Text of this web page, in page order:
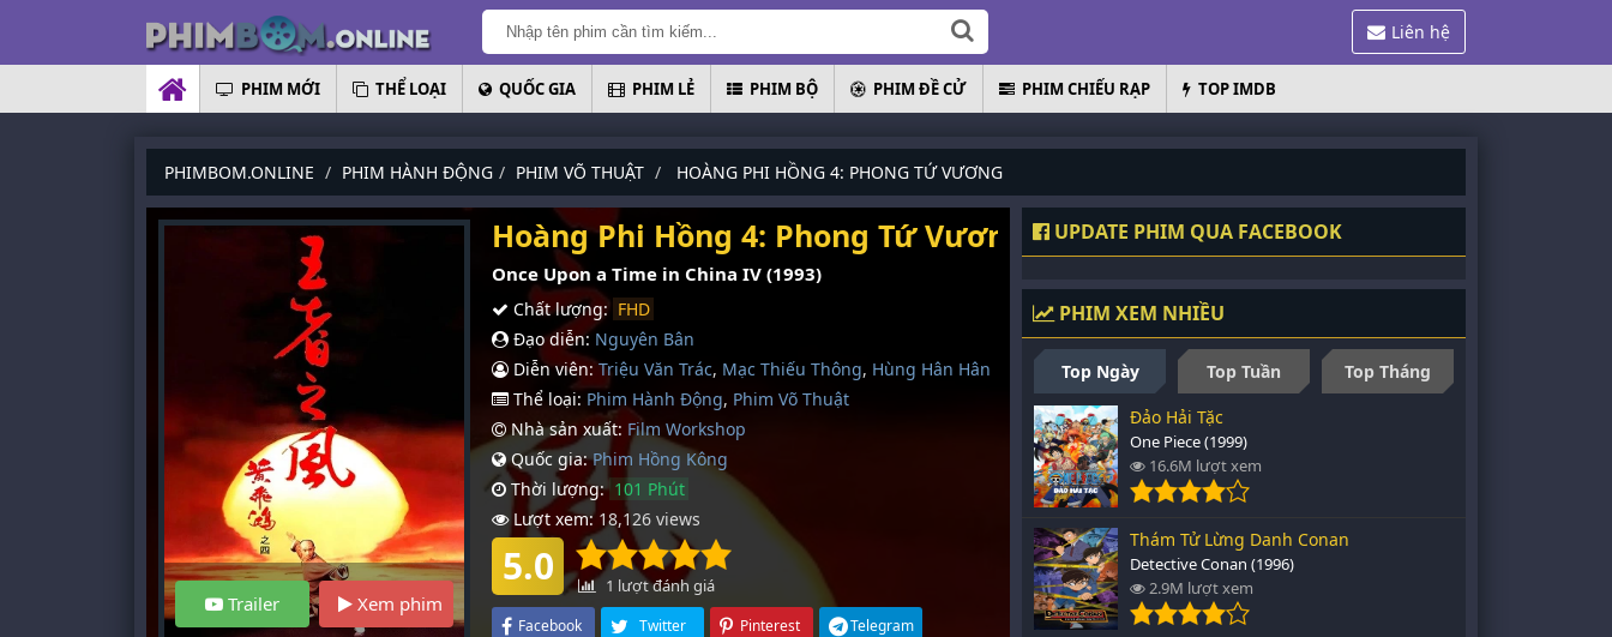
Liên hệ
PHIM MỚI THỂ LOẠI QUỐC GIA PHIM LẺ PHIM BỘ PHIM ĐỀ CỬ PHIM CHIẾU RẠP TOP IMDB
PHIMBOM.ONLINE PHIM HÀNH ĐỘNG PHIM VÕ THUẬT HOÀNG PHI HỒNG 4: PHONG TỨ VƯƠNG
Trailer Xem phim
Hoàng Phi Hồng 4: Phong Tứ Vương
Once Upon a Time in China IV (1993)
Chất lượng: FHD
Đạo diễn: Nguyên Bân
Diễn viên: Triệu Văn Trác, Mạc Thiếu Thông, Hùng Hân Hân
Thể loại: Phim Hành Động, Phim Võ Thuật
Nhà sản xuất: Film Workshop
Quốc gia: Phim Hồng Kông
Thời lượng: 101 Phút
Lượt xem: 18,126 views
5.0 1 lượt đánh giá
Facebook Twitter Pinterest Telegram
UPDATE PHIM QUA FACEBOOK
PHIM XEM NHIỀU
Top Ngày Top Tuần
Top Tháng
Đảo Hải Tặc
One Piece (1999)
16.6M lượt xem
Thám Tử Lừng Danh Conan
Detective Conan (1996)
2.9M lượt xem